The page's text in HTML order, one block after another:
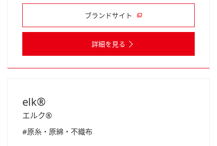
ブランドサイト
詳細を見る
elk®
エルク®
#原糸・原綿・不織布